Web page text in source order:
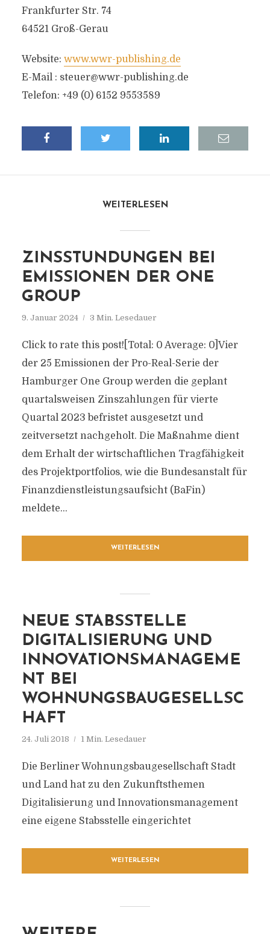
Frankfurter Str. 74
64521 Groß-Gerau
Website: www.wwr-publishing.de
E-Mail : steuer@wwr-publishing.de
Telefon: +49 (0) 6152 9553589
WEITERLESEN
ZINSSTUNDUNGEN BEI
EMISSIONEN DER ONE
GROUP
9. Januar 2024 3 Min. Lesedauer
Click to rate this post![Total: 0 Average: 0]Vier
der 25 Emissionen der Pro-Real-Serie der
Hamburger One Group werden die geplant
quartalsweisen Zinszahlungen für vierte
Quartal 2023 befristet ausgesetzt und
zeitversetzt nachgeholt. Die Maßnahme dient
dem Erhalt der wirtschaftlichen Tragfähigkeit
des Projektportfolios, wie die Bundesanstalt für
Finanzdienstleistungsaufsicht (BaFin)
meldete...
WEITERLESEN
NEUE STABSSTELLE
DIGITALISIERUNG UND
INNOVATIONSMANAGEME
NT BEI
WOHNUNGSBAUGESELLSC
HAFT
24. Juli 2018 1 Min. Lesedauer
Die Berliner Wohnungsbaugesellschaft Stadt
und Land hat zu den Zukunftsthemen
Digitalisierung und Innovationsmanagement
eine eigene Stabsstelle eingerichtet
WEITERLESEN